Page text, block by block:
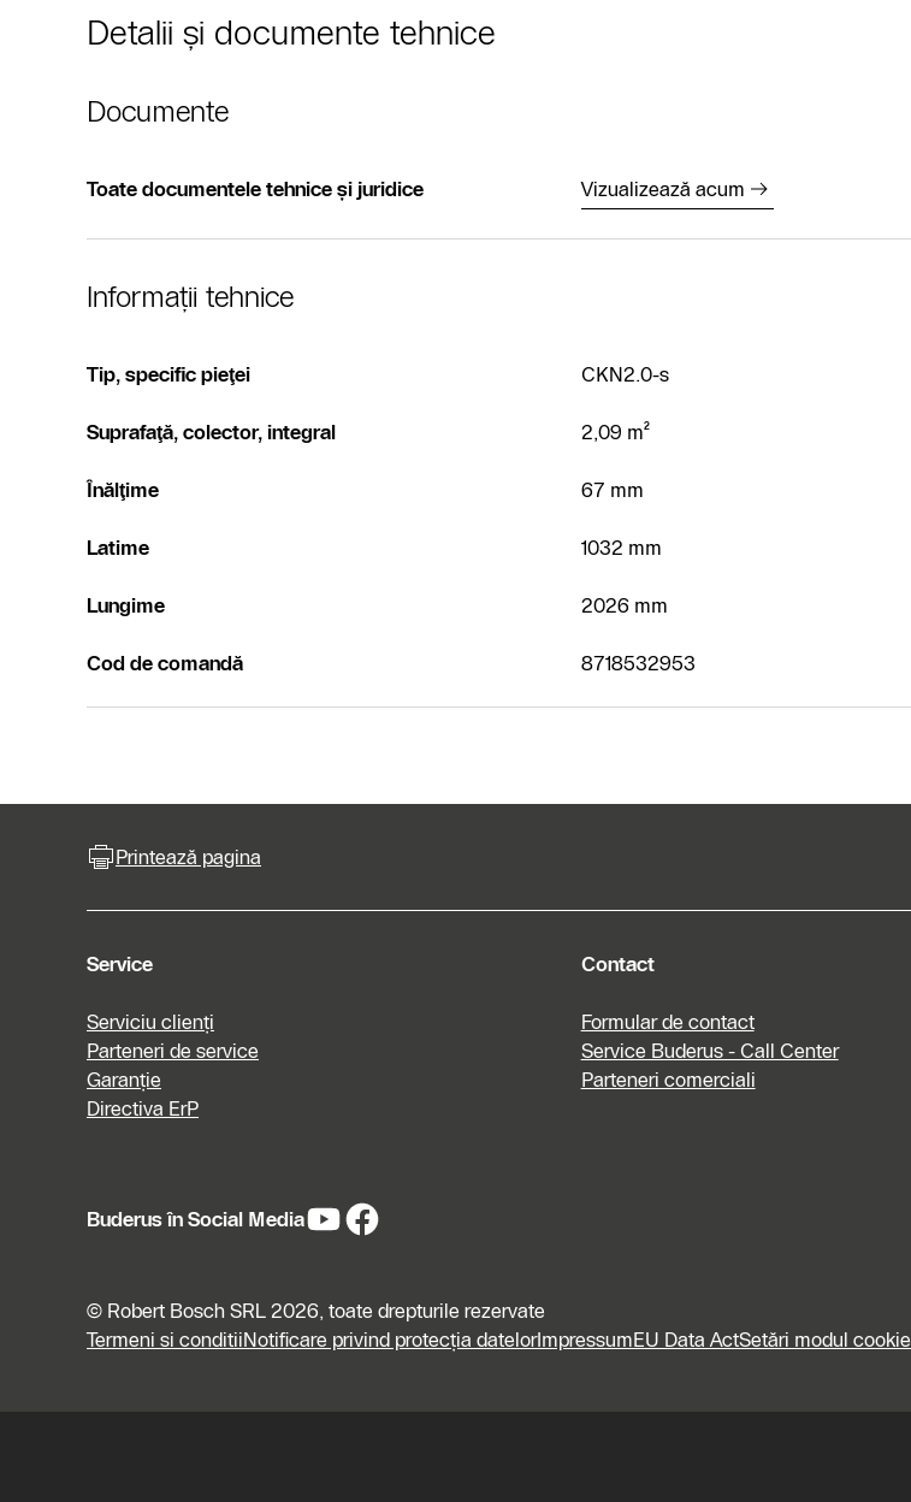
Detalii şi documente tehnice
Documente
Toate documentele tehnice și juridice Vizualizează acum
Informații tehnice
Tip, specific pieţei CKN2.0-s
Suprafaţă, colector, integral 2,09 m²
Înălţime 67 mm
Latime 1032 mm
Lungime 2026 mm
Cod de comandă 8718532953
Caută un
Printează pagina
Service
Serviciu clienți
Parteneri de service
Garanție
Directiva ErP
Contact
Formular de contact
Service Buderus - Call Center
Parteneri comerciali
Buderus în Social Media
© Robert Bosch SRL 2026, toate drepturile rezervate
Termeni si conditiiNotificare privind protecția datelorImpressumEU Data ActSetări modul cookie